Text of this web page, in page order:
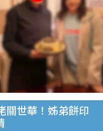
關世華！姊弟餅印